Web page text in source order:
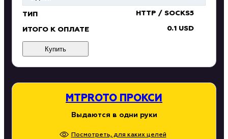
ТИП HTTP / SOCKS5
ИТОГО К ОПЛАТЕ 0.1 USD
Купить
MTPROTO ПРОКСИ
Выдаются в одни руки
Посмотреть, для каких целей